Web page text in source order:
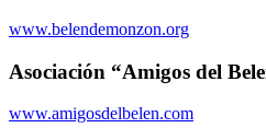
www.belendemonzon.org
Asociación “Amigos del
www.amigosdelbelen.com